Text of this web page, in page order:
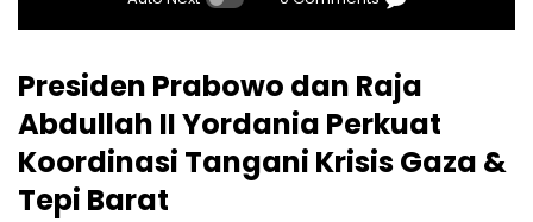
Presiden Prabowo dan Raja
Abdullah II Yordania Perkuat
Koordinasi Tangani Krisis Gaza &
Tepi Barat